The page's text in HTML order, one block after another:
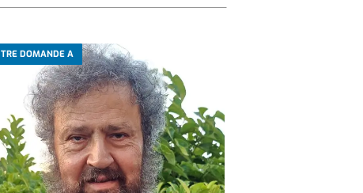
TRE DOMANDE A